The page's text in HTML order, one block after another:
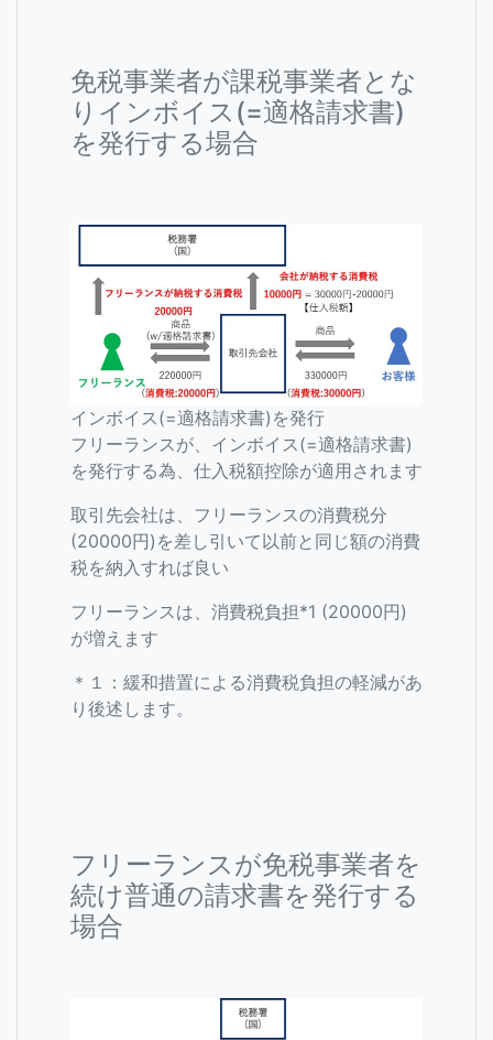
免税事業者が課税事業者とな
りインボイス(=適格請求書)
を発行する場合
インボイス(=適格請求書)を発行
フリーランスが、インボイス(=適格請求書)
を発行する為、仕入税額控除が適用されます
取引先会社は、フリーランスの消費税分
(20000円)を差し引いて以前と同じ額の消費
税を納入すれば良い
フリーランスは、消費税負担*1 (20000円)
が増えます
＊１：緩和措置による消費税負担の軽減があ
り後述します。
フリーランスが免税事業者を
続け普通の請求書を発行する
場合